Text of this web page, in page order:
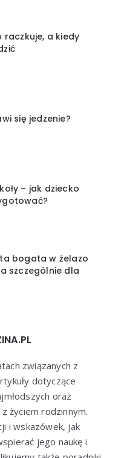
raczkuje, a kiedy
się jedzenie?
– jak dziecko
bogata w żelazo
szczególnie dla
związanych z
dotyczące
oraz
życiem rodzinnym.
i wskazówek, jak
jego naukę i